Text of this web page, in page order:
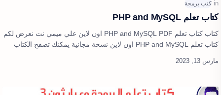
كتاب تعلم PHP and MySQL
كتاب كتاب تعلم PHP and MySQL PDF اون لاين علي ميمي نت نعرض لكم
كتاب تعلم PHP and MySQL اون لاين نسخة مجانية يمكنك تصفح الكتاب